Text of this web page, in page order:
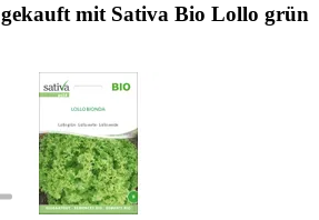
mit Sativa Bio Lollo grün